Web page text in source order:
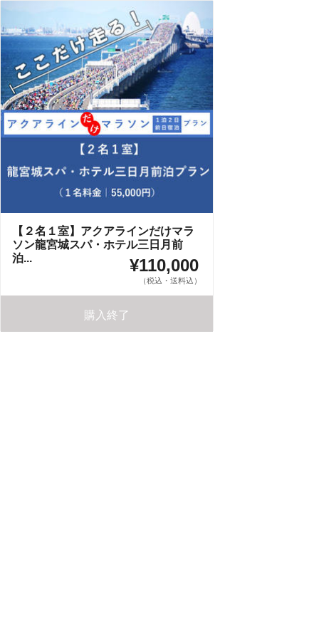
【２名１室】アクアラインだけマラ
ソン龍宮城スパ・ホテル三日月前
泊...
¥110,000
（税込・送料込）
購入終了